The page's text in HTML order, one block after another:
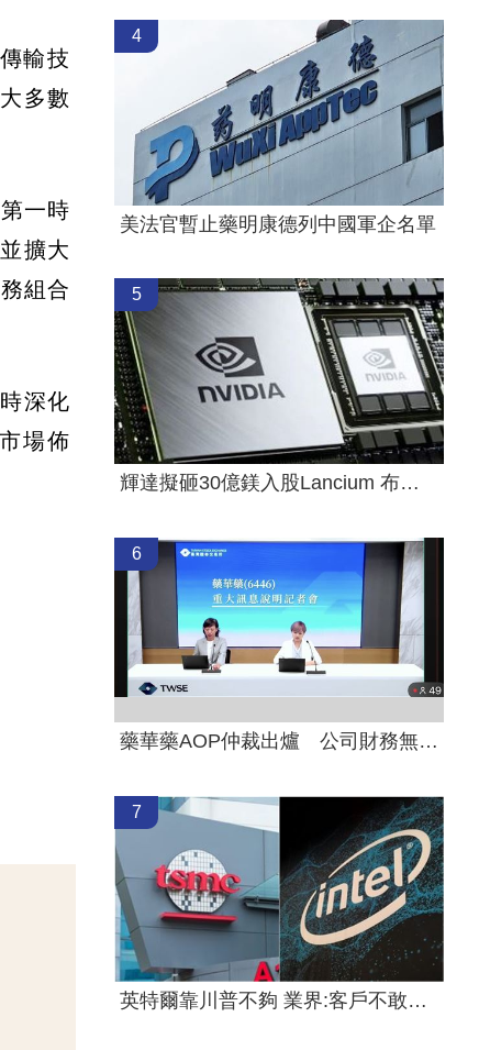
輸技
多數
一時
擴大
組合
深化
場佈
4
美法官暫止藥明康德列中國軍企名單
5
輝達擬砸30億鎂入股Lancium 布局電力設施
6
藥華藥AOP仲裁出爐 公司財務無重大影響
7
英特爾靠川普不夠 業界:客戶不敢惹台積電